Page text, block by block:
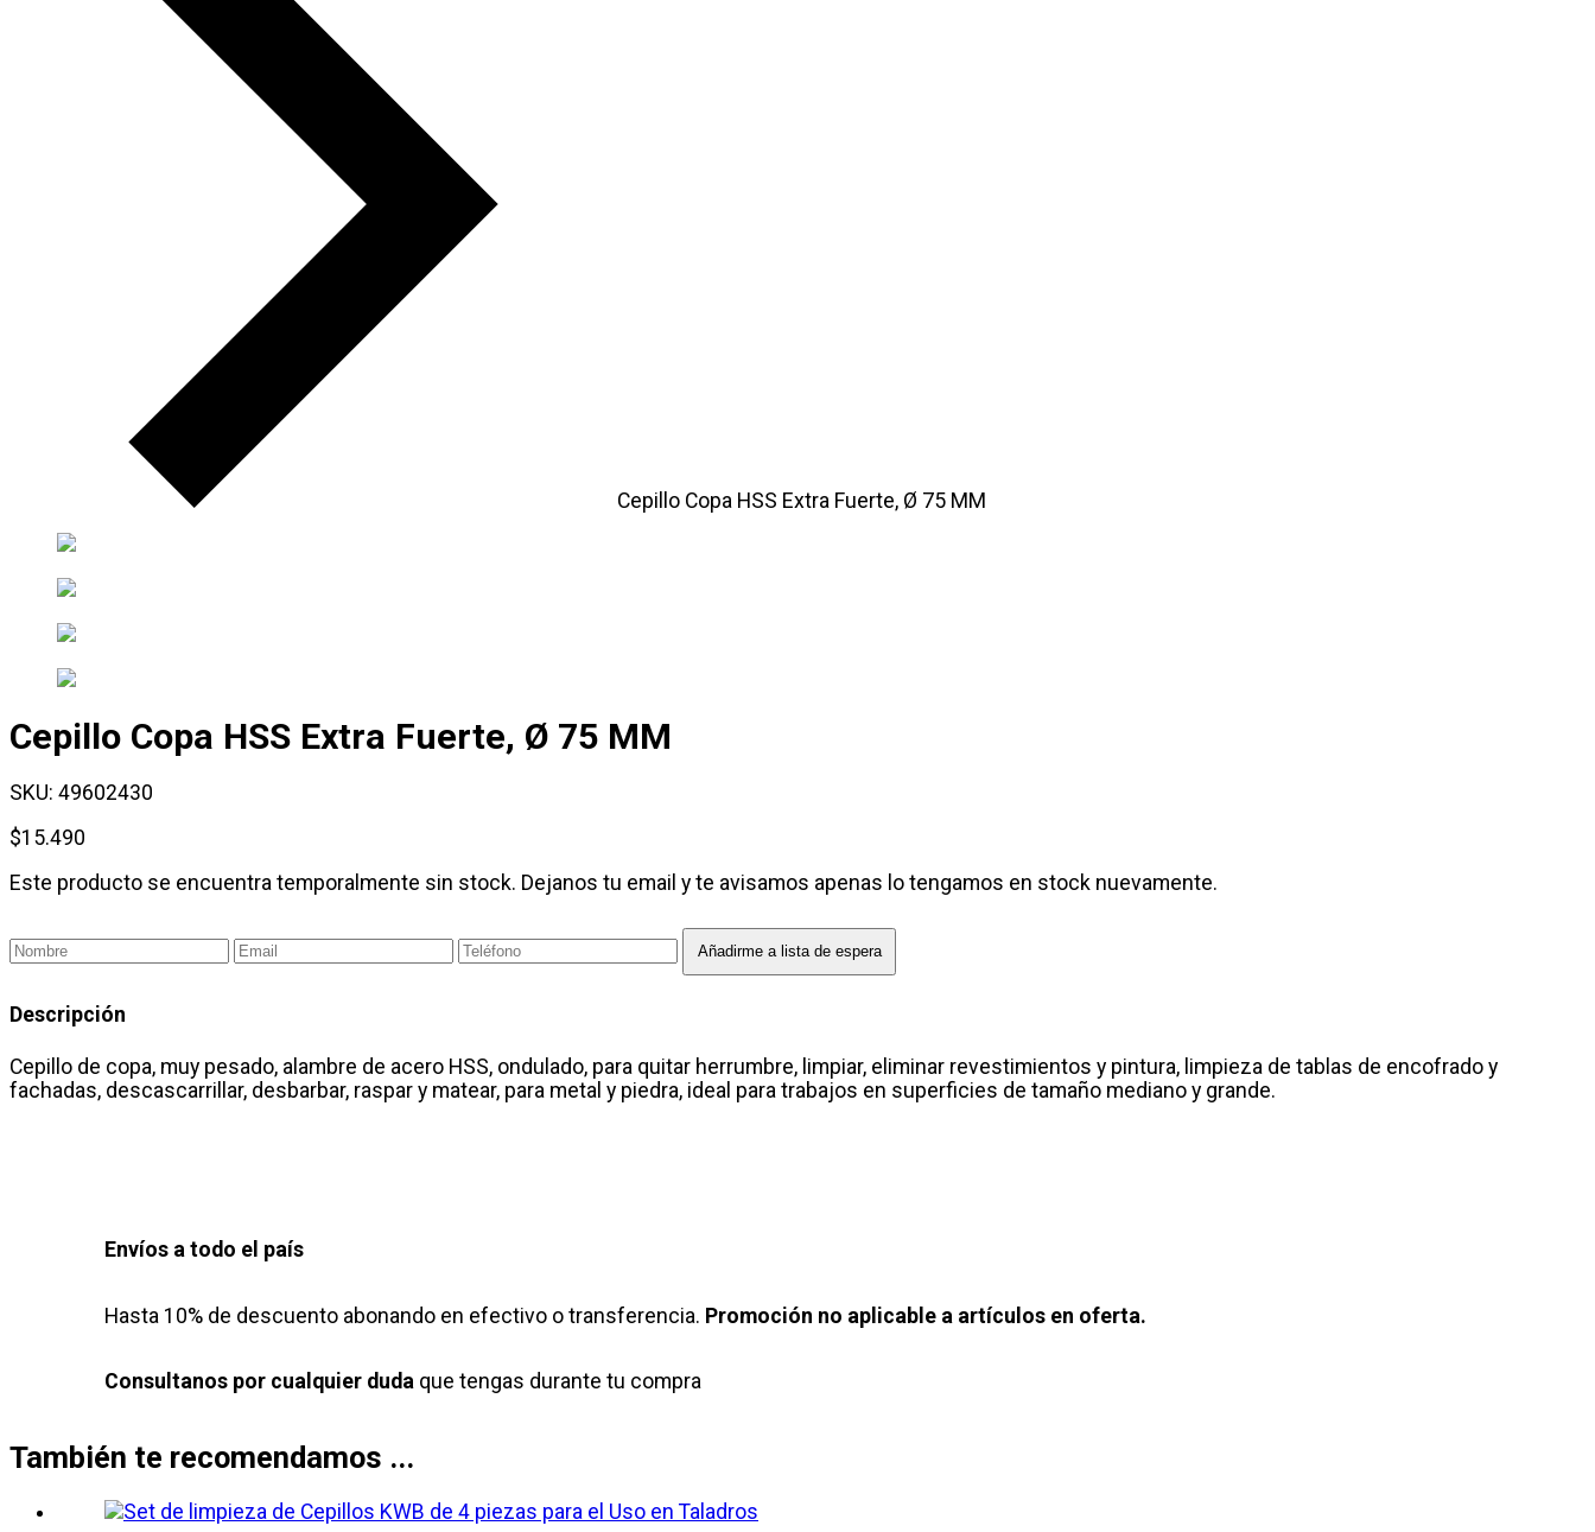
Cepillo Copa HSS Extra Fuerte, Ø 75 MM
Cepillo Copa HSS Extra Fuerte, Ø 75 MM
SKU: 49602430
$15.490
Este producto se encuentra temporalmente sin stock. Dejanos tu email y te avisamos apenas lo tengamos en stock nuevamente.
Descripción
Cepillo de copa, muy pesado, alambre de acero HSS, ondulado, para quitar herrumbre, limpiar, eliminar revestimientos y pintura, limpieza de tablas de encofrado y
fachadas, descascarrillar, desbarbar, raspar y matear, para metal y piedra, ideal para trabajos en superficies de tamaño mediano y grande.
Envíos a todo el país
Hasta 10% de descuento abonando en efectivo o transferencia. Promoción no aplicable a artículos en oferta.
Consultanos por cualquier duda que tengas durante tu compra
También te recomendamos ...